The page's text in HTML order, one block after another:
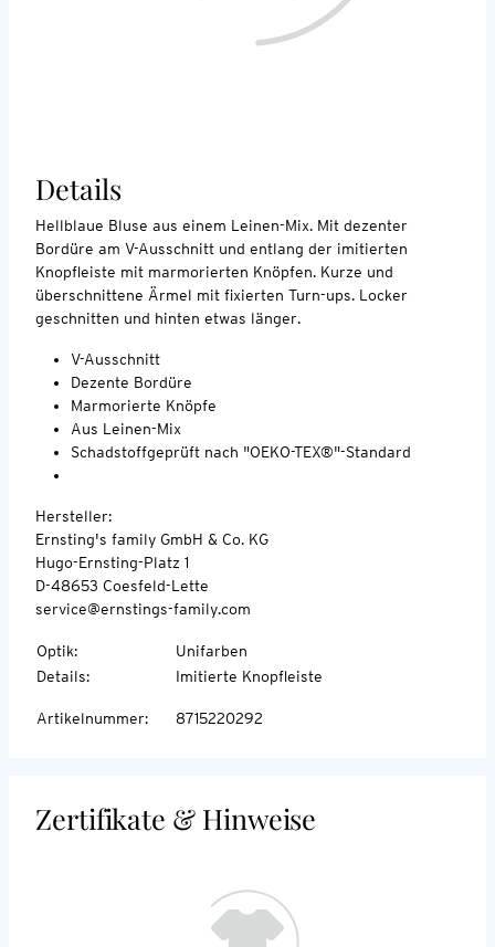
Details
Hellblaue Bluse aus einem Leinen-Mix. Mit dezenter
Bordüre am V-Ausschnitt und entlang der imitierten
Knopfleiste mit marmorierten Knöpfen. Kurze und
überschnittene Ärmel mit fixierten Turn-ups. Locker
geschnitten und hinten etwas länger.
V-Ausschnitt
Dezente Bordüre
Marmorierte Knöpfe
Aus Leinen-Mix
Schadstoffgeprüft nach "OEKO-TEX®"-Standard
Hersteller:
Ernsting's family GmbH & Co. KG
Hugo-Ernsting-Platz 1
D-48653 Coesfeld-Lette
service@ernstings-family.com
Optik:
Unifarben
Details: Imitierte Knopfleiste
Artikelnummer: 8715220292
Zertifikate & Hinweise